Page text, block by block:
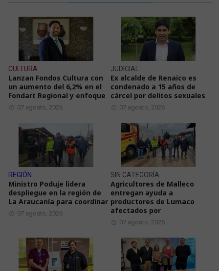
CULTURA
Lanzan Fondos Cultura con
un aumento del 6,2% en el
Fondart Regional y enfoque
07 agosto, 2026
JUDICIAL
Ex alcalde de Renaico es
condenado a 15 años de
cárcel por delitos sexuales
07 agosto, 2026
REGIÓN
Ministro Poduje lidera
despliegue en la región de
La Araucanía para coordinar
07 agosto, 2026
SIN CATEGORÍA
Agricultores de Malleco
entregan ayuda a
productores de Lumaco
afectados por
07 agosto, 2026